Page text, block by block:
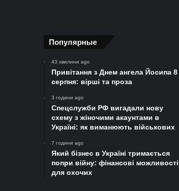
Популярные
43 хвилини ago
Привітання з Днем ангела Йосипа 8
серпня: вірші та проза
3 години ago
Спецслужби РФ вигадали нову
схему з жіночими акаунтами в
Україні: як виманюють військових
7 години ago
Який бізнес в Україні тримається
попри війну: фінансові можливості
для охочих